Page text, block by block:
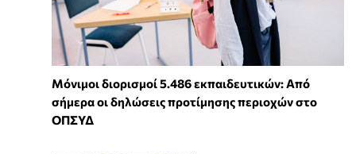
Μόνιμοι διορισμοί 5.486 εκπαιδευτικών: Από
σήμερα οι δηλώσεις προτίμησης περιοχών στο
ΟΠΣΥΔ